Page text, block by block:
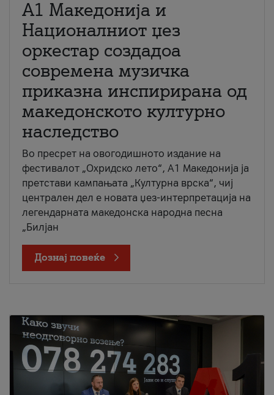
А1 Македонија и
Националниот џез
оркестар создадоа
современа музичка
приказна инспирирана од
македонското културно
наследство
Во пресрет на овогодишното издание на
фестивалот „Охридско лето“, А1 Македонија ја
претстави кампањата „Културна врска“, чиј
централен дел е новата џез-интерпретација на
легендарната македонска народна песна
„Билјан
Дознај повеќе